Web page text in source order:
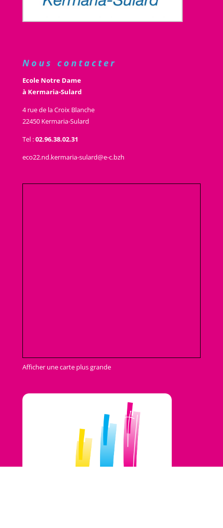
Nous contacter
Ecole Notre Dame
à Kermaria-Sulard
4 rue de la Croix Blanche
22450 Kermaria-Sulard
Tel :02.96.38.02.31
eco22.nd.kermaria-sulard@e-c.bzh
Afficher une carte plus grande